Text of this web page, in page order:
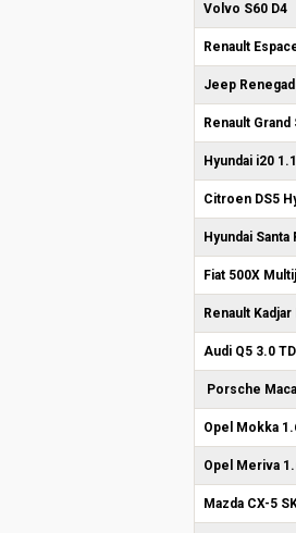
Volvo S60 D4
Renault
Jeep
Renault
Hyundai i20
Citroen DS5
Hyundai Santa
Fiat 500X
Renault Kadjar
Audi Q5 3.0 TDI
Porsche
Opel Mokka
Opel Meriva
Mazda CX-5